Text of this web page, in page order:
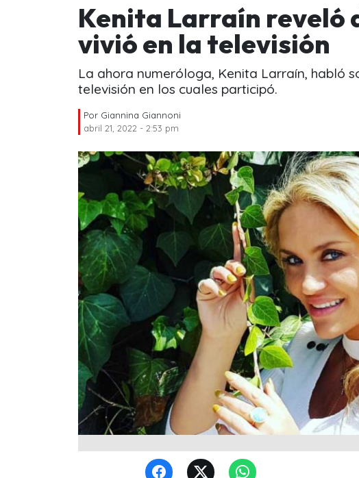
Kenita Larraín reveló
vivió en la televisión
La ahora numeróloga, Kenita Larraín, habló
televisión en los cuales participó.
Por Giannina Giannoni
abril 21, 2022 - 2:53 pm